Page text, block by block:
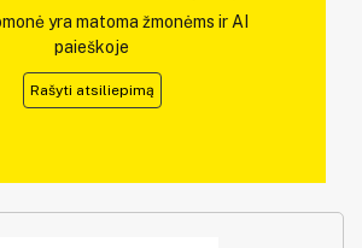
yra matoma žmonėms ir AI
paieškoje
Rašyti atsiliepimą